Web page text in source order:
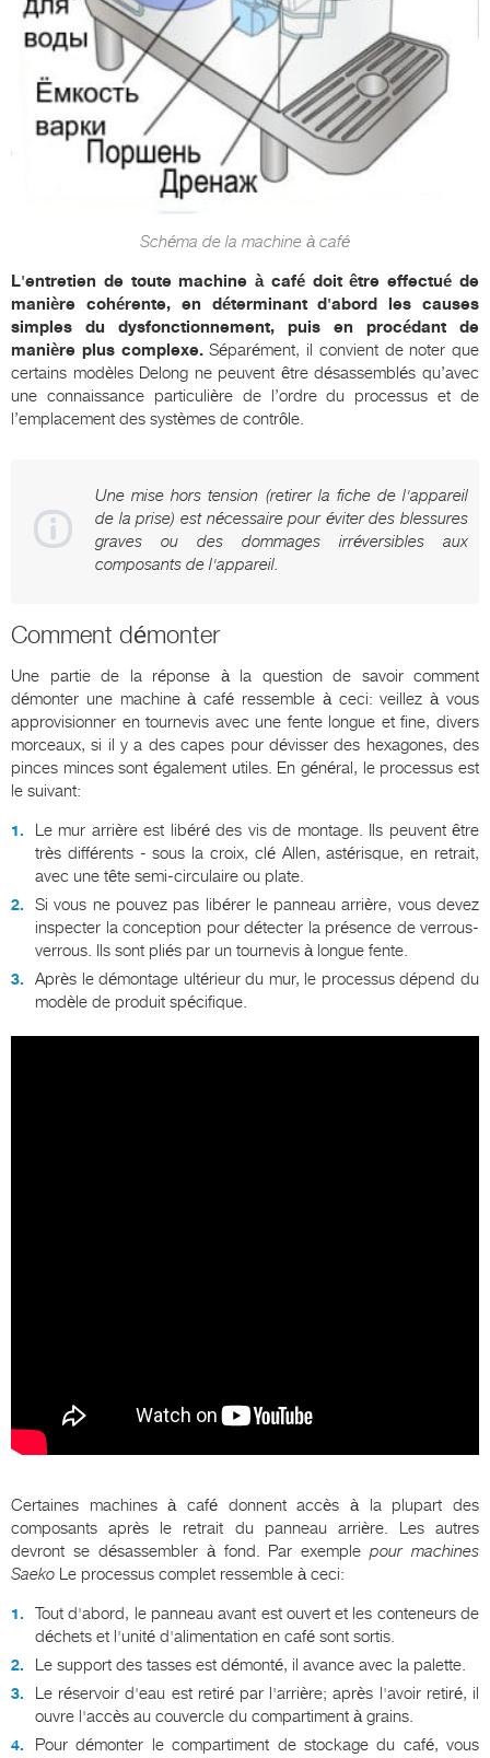
Schéma de la machine à café
L'entretien de toute machine à café doit être effectué de
manière cohérente, en déterminant d'abord les causes
simples du dysfonctionnement, puis en procédant de
manière plus complexe.Séparément, il convient de noter que
certains modèles Delong ne peuvent être désassemblés qu’avec
une connaissance particulière de l’ordre du processus et de
l’emplacement des systèmes de contrôle.
Une mise hors tension (retirer la fiche de l'appareil
de la prise) est nécessaire pour éviter des blessures
graves ou des dommages irréversibles aux
composants de l'appareil.
Comment démonter
Une partie de la réponse à la question de savoir comment
démonter une machine à café ressemble à ceci: veillez à vous
approvisionner en tournevis avec une fente longue et fine, divers
morceaux, si il y a des capes pour dévisser des hexagones, des
pinces minces sont également utiles. En général, le processus est
le suivant:
Le mur arrière est libéré des vis de montage. Ils peuvent être
très différents - sous la croix, clé Allen, astérisque, en retrait,
avec une tête semi-circulaire ou plate.
Si vous ne pouvez pas libérer le panneau arrière, vous devez
inspecter la conception pour détecter la présence de verrous-
verrous. Ils sont pliés par un tournevis à longue fente.
Après le démontage ultérieur du mur, le processus dépend du
modèle de produit spécifique.
Certaines machines à café donnent accès à la plupart des
composants après le retrait du panneau arrière. Les autres
devront se désassembler à fond. Par exemplepour machines
Saeko Le processus complet ressemble à ceci:
Tout d'abord, le panneau avant est ouvert et les conteneurs de
déchets et l'unité d'alimentation en café sont sortis.
Le support des tasses est démonté, il avance avec la palette.
Le réservoir d'eau est retiré par l'arrière; après l'avoir retiré, il
ouvre l'accès au couvercle du compartiment à grains.
Pour démonter le compartiment de stockage du café, vous